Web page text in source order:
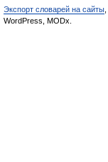
Экспорт словарей на сайты
WordPress, MODx.